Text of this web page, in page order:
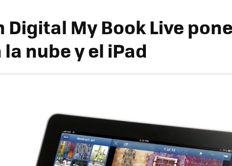
Digital My Book Live
nube y el iPad